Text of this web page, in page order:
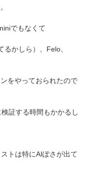
でもなくて
かしら）、Felo、
をやっておられたので
証する時間もかかるし
トは特にAIぽさが出て